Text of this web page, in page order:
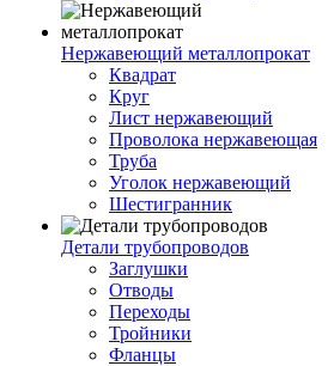
Нержавеющий металлопрокат
Квадрат
Круг
Лист нержавеющий
Проволока нержавеющая
Труба
Уголок нержавеющий
Шестигранник
Детали трубопроводов
Заглушки
Отводы
Переходы
Тройники
Фланцы